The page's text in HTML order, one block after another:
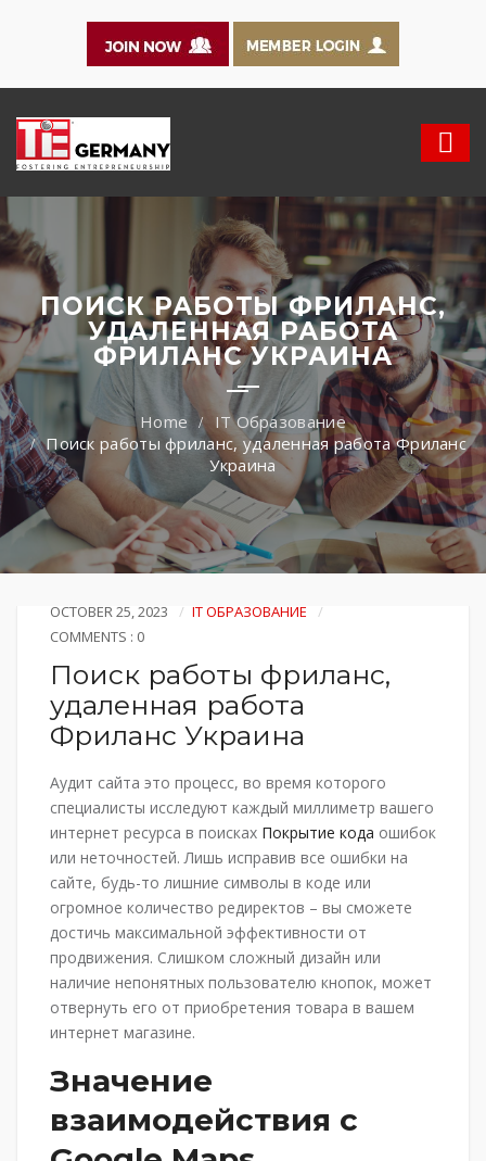
ПОИСК РАБОТЫ ФРИЛАНС,
УДАЛЕННАЯ РАБОТА
ФРИЛАНС УКРАИНА
IT Образование
Поиск работы фриланс, удаленная работа Фриланс
Украина
OCTOBER 25, 2023
IT ОБРАЗОВАНИЕ
COMMENTS : 0
Поиск работы фриланс,
удаленная работа
Фриланс Украина
Аудит сайта это процесс, во время которого
специалисты исследуют каждый миллиметр вашего
интернет ресурса в поисках Покрытие кода ошибок
или неточностей. Лишь исправив все ошибки на
сайте, будь-то лишние символы в коде или
огромное количество редиректов – вы сможете
достичь максимальной эффективности от
продвижения. Слишком сложный дизайн или
наличие непонятных пользователю кнопок, может
отвернуть его от приобретения товара в вашем
интернет магазине.
Значение
взаимодействия с